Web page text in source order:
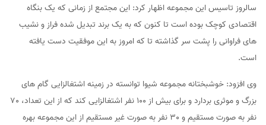
سالروز تاسیس این مجموعه اظهار کرد: این مجتمع از زمانی که یک بنگاه
اقتصادی کوچک بوده است تا کنون که به یک برند تبدیل شده فراز و نشیب
های فراوانی را پشت سر گذاشته تا که امروز به این موفقیت دست یافته
است.
وی افزود: خوشبختانه مجموعه شیوا توانسته در زمینه اشتغالزایی گام های
بزرگ و موثری بردارد و برای بیش از 100 نفر اشتغالزایی کند که از این تعداد، 70
نفر به صورت مستقیم و 30 نفر به صورت غیر مستقیم از این مجموعه بهره